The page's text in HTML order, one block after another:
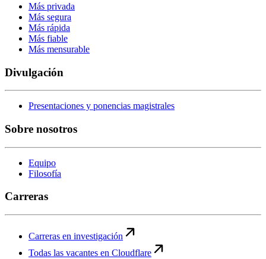
Más privada
Más segura
Más rápida
Más fiable
Más mensurable
Divulgación
Presentaciones y ponencias magistrales
Sobre nosotros
Equipo
Filosofía
Carreras
Carreras en investigación
Todas las vacantes en Cloudflare